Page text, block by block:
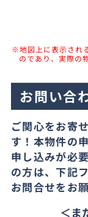
※地図上に表示され
のであり、実際の
お問い合
ご関心をお寄
す！本物件の
申し込みが必
の方は、下記
お問合せをお
＜ま